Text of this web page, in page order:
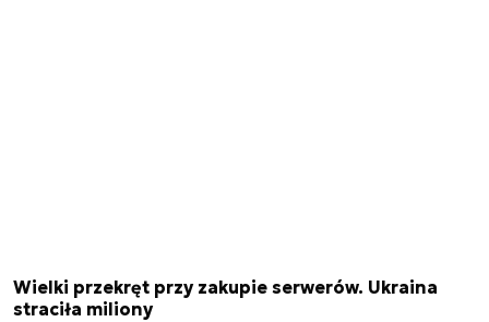
Wielki przekręt przy zakupie serwerów. Ukraina
straciła miliony